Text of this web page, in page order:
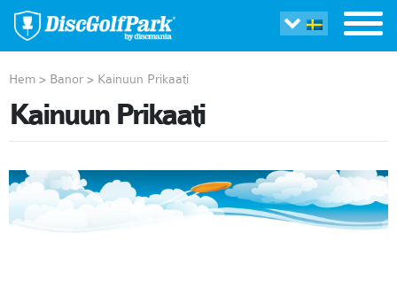
Hem > Banor > Kainuun Prikaati
Kainuun Prikaati